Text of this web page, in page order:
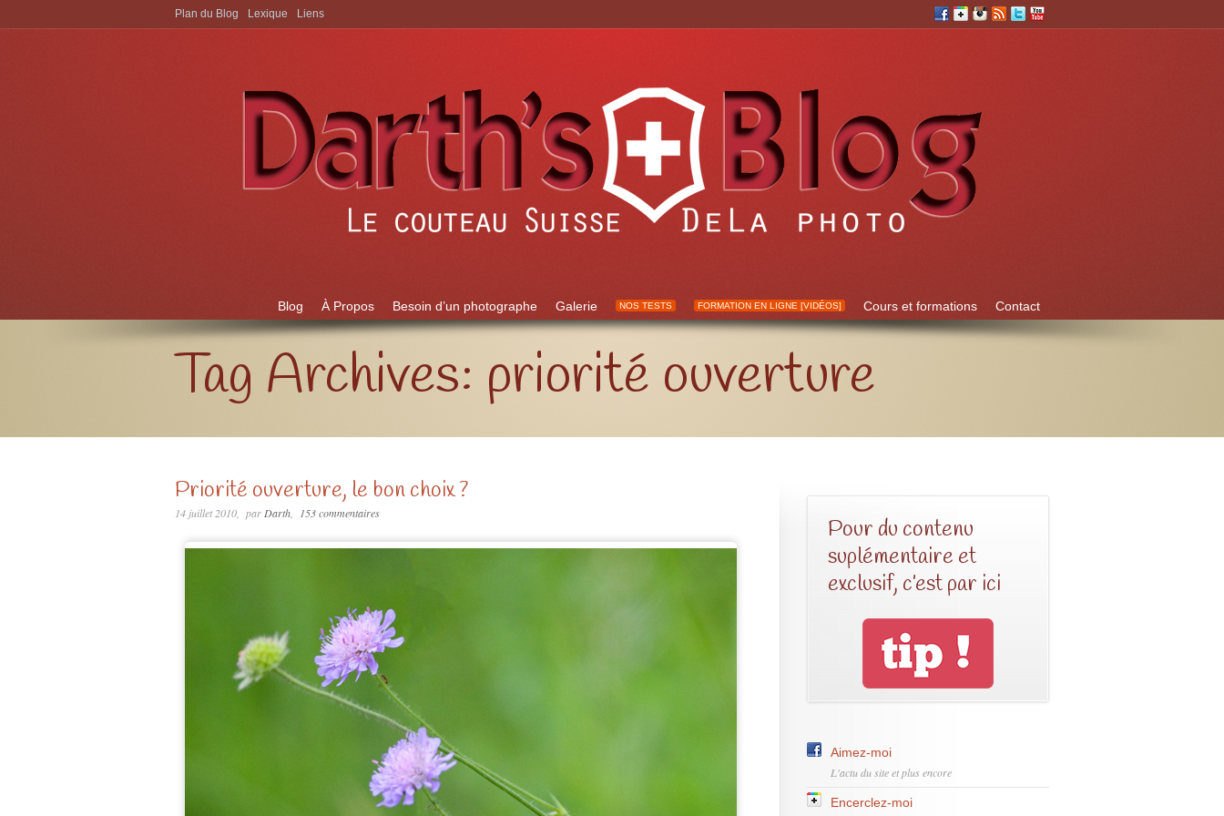
Aller à:
Blog À Propos Besoin d’un photographe Galerie NOS TESTS FORMATION EN LIGNE [VIDÉOS] Cours et formations Contact
Plan du Blog Lexique Liens
Tag Archives: priorité ouverture
Priorité ouverture, le bon choix ?
14 juillet 2010 par Darth 153 commentaires
Pour du contenu
suplémentaire et
exclusif, c’est par ici
Aimez-moi
L'actu du site et plus encore
Encerclez-moi